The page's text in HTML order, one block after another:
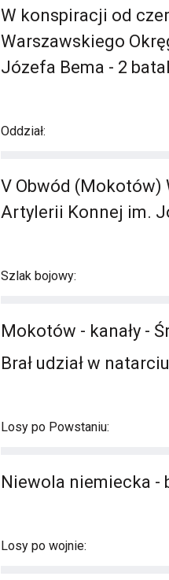
W konspiracji od
Warszawskiego
Józefa Bema - 2
Oddział:
V Obwód (Mokotów)
Artylerii Konnej im.
Szlak bojowy:
Mokotów - kanały -
Brał udział w
Losy po Powstaniu:
Niewola niemiecka -
Losy po wojnie: